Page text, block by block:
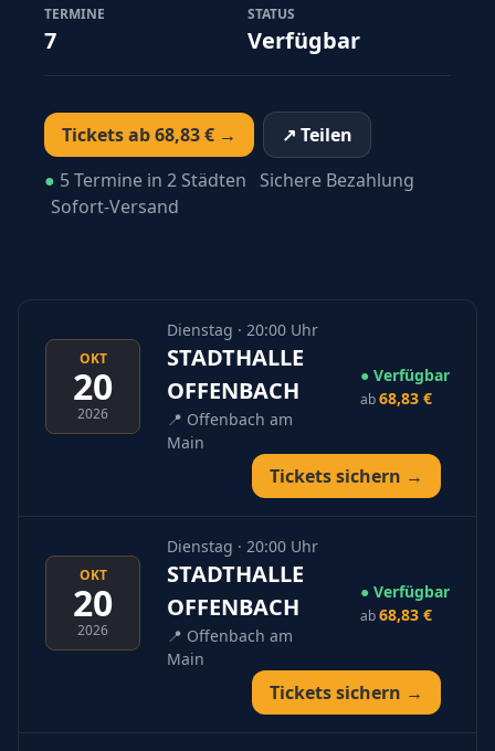
TERMINE
7
STATUS
Verfügbar
Tickets ab 68,83 € →
↗ Teilen
● 5 Termine in 2 Städten
Sichere Bezahlung
Sofort-Versand
OKT
20
2026
Dienstag · 20:00 Uhr
STADTHALLE
OFFENBACH
📍 Offenbach am
Main
● Verfügbar
ab68,83 €
Tickets sichern →
OKT
20
2026
Dienstag · 20:00 Uhr
STADTHALLE
OFFENBACH
📍 Offenbach am
Main
● Verfügbar
ab68,83 €
Tickets sichern →